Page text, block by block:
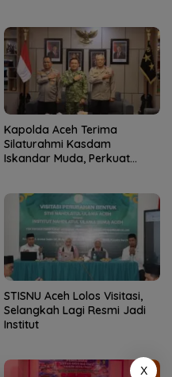
Kapolda Aceh Terima
Silaturahmi Kasdam
Iskandar Muda, Perkuat
STISNU Aceh Lolos Visitasi,
Selangkah Lagi Resmi Jadi
Institut
X